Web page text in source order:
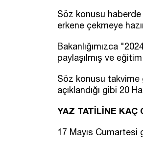
Söz konusu haberde
erkene çekmeye
Bakanlığımızca
paylaşılmış ve
Söz konusu takvime
açıklandığı gibi 20
YAZ TATİLİNE KAÇ
17 Mayıs Cumartesi